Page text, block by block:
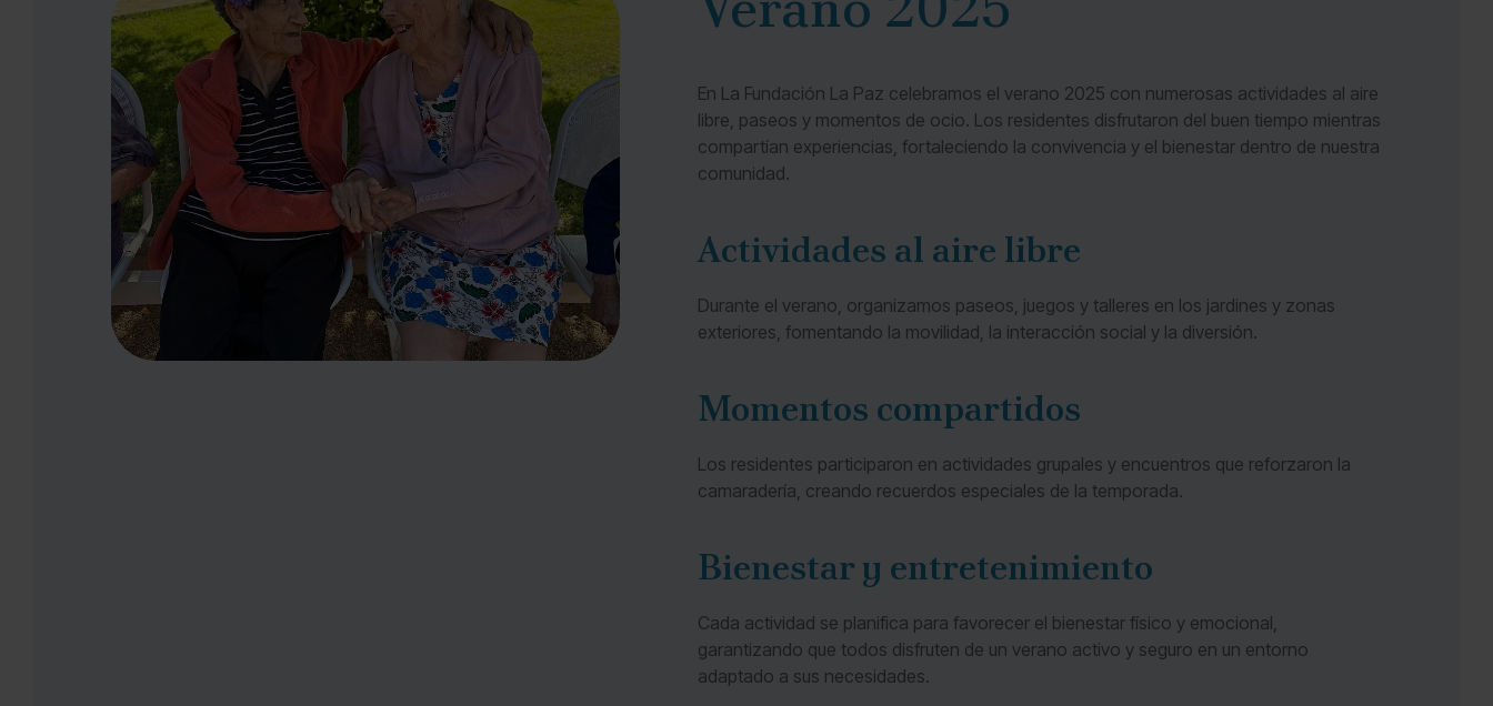
En La Fundación La Paz celebramos el verano 2025 con numerosas actividades al aire
libre, paseos y momentos de ocio. Los residentes disfrutaron del buen tiempo mientras
compartían experiencias, fortaleciendo la convivencia y el bienestar dentro de nuestra
comunidad.
Actividades al aire libre
Durante el verano, organizamos paseos, juegos y talleres en los jardines y zonas
exteriores, fomentando la movilidad, la interacción social y la diversión.
Momentos compartidos
Los residentes participaron en actividades grupales y encuentros que reforzaron la
camaradería, creando recuerdos especiales de la temporada.
Bienestar y entretenimiento
Cada actividad se planifica para favorecer el bienestar físico y emocional,
garantizando que todos disfruten de un verano activo y seguro en un entorno
adaptado a sus necesidades.